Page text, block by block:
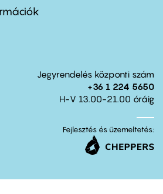
Jegyrendelés központi szám
+36 1 224 5650
H-V 13.00-21.00 óráig
Fejlesztés és üzemeltetés: